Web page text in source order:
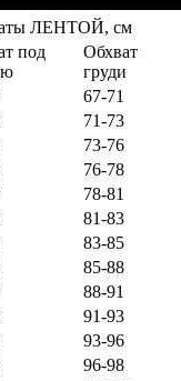
ЛЕНТОЙ, см
под
Обхват
груди
67-71
71-73
73-76
76-78
78-81
81-83
83-85
85-88
88-91
91-93
93-96
96-98